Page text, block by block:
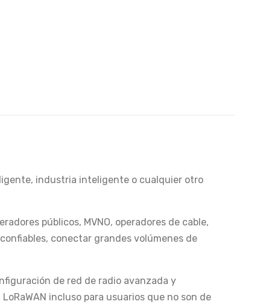
industria inteligente o cualquier otro
públicos, MVNO, operadores de cable,
conectar grandes volúmenes de
de red de radio avanzada y
incluso para usuarios que no son de